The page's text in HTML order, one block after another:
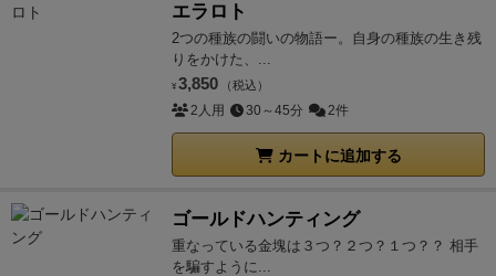
エラロト
2つの種族の闘いの物語ー。自身の種族の生き残
りをかけた、...
¥ 3,850 （税込）
2人用 30～45分 2件
カートに追加する
ゴールドハンティング
重なっている金塊は３つ？２つ？１つ？？ 相手
を騙すように...